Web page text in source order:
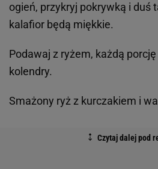
ogień, przykryj pokrywką i duś
kalafior będą miękkie.
Podawaj z ryżem, każdą
kolendry.
Smażony ryż z kurczakiem i